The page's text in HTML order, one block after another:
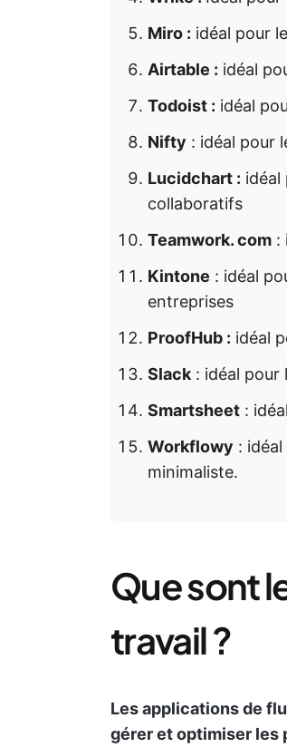
Miro : idéal pour
Airtable : idéal
Todoist : idéal
Nifty : idéal pour
Lucidchart : idéal
collaboratifs
Teamwork. com :
Kintone : idéal
entreprises
ProofHub : idéal
Slack : idéal pour
Smartsheet :
Workflowy :
minimaliste.
Que sont
travail ?
Les applications de
gérer et optimiser les